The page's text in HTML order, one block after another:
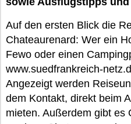
Auf den ersten Blick die
Chateaurenard: Wer ein
Fewo oder einen
www.suedfrankreich-
Angezeigt werden
dem Kontakt, direkt beim
mieten. Außerdem gibt es